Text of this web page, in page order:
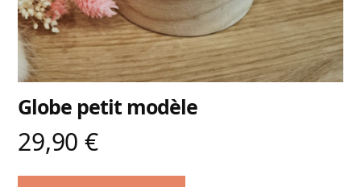
Globe petit modèle
29,90 €